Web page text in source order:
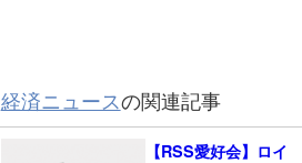
経済ニュースの関連記事
【RSS愛好会】ロイ